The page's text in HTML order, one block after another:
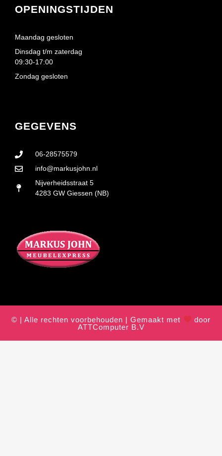
GEGEVENS
06-28575579
info@markusjohn.nl
Nijverheidsstraat 5
4283 GW Giessen (NB)
OPENINGSTIJDEN
Maandag gesloten
Dinsdag t/m zaterdag
09:30-17:00
Zondag gesloten
© | Alle rechten voorbehouden | Gemaakt met
door
ATTComputer B.V